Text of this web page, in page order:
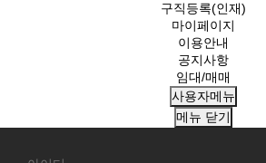
구직등록(인재)
마이페이지
이용안내
공지사항
임대/매매
사용자메뉴
메뉴 닫기